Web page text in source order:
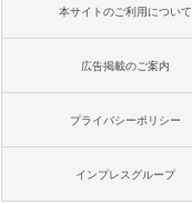
本サイトのご利用について
広告掲載のご案内
プライバシーポリシー
インプレスグループ